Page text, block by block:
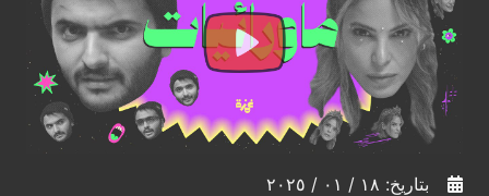
بتاريخ: ١٨ / ٠١ / ٢٠٢٥